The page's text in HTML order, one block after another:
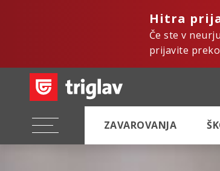
Hitra
Če ste v
prijavite
ZAVAROVANJA